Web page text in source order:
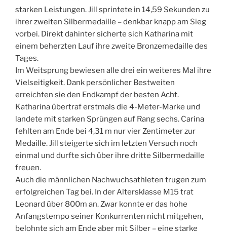
starken Leistungen. Jill sprintete in 14,59 Sekunden zu
ihrer zweiten Silbermedaille – denkbar knapp am Sieg
vorbei. Direkt dahinter sicherte sich Katharina mit
einem beherzten Lauf ihre zweite Bronzemedaille des
Tages.
Im Weitsprung bewiesen alle drei ein weiteres Mal ihre
Vielseitigkeit. Dank persönlicher Bestweiten
erreichten sie den Endkampf der besten Acht.
Katharina übertraf erstmals die 4-Meter-Marke und
landete mit starken Sprüngen auf Rang sechs. Carina
fehlten am Ende bei 4,31 m nur vier Zentimeter zur
Medaille. Jill steigerte sich im letzten Versuch noch
einmal und durfte sich über ihre dritte Silbermedaille
freuen.
Auch die männlichen Nachwuchsathleten trugen zum
erfolgreichen Tag bei. In der Altersklasse M15 trat
Leonard über 800m an. Zwar konnte er das hohe
Anfangstempo seiner Konkurrenten nicht mitgehen,
belohnte sich am Ende aber mit Silber – eine starke